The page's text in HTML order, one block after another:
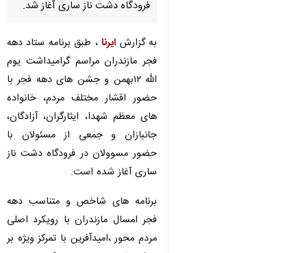
فرودگاه دشت ناز ساری آغاز شد.
به گزارش ایرنا، طبق برنامه ستاد دهه
فجر مازندران مراسم گرامیداشت یوم
الله ۱۲بهمن و جشن های دهه فجر با
حضور اقشار مختلف مردم، خانواده
های معظم شهدا، ایثارگران، آزادگان،
جانبازان و جمعی از مسئولان با
حضور مسوولان در فرودگاه دشت ناز
ساری آغاز شده است.
برنامه های شاخص و متناسب دهه
فجر امسال مازندران با رویکرد اصلی
مردم محور ،‌امیدآفرین با تمرکز ویژه بر